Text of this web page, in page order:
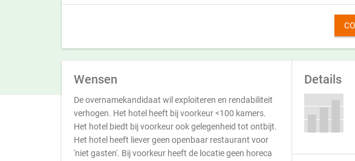
Wensen
De overnamekandidaat wil exploiteren en rendabiliteit
verhogen. Het hotel heeft bij voorkeur <100 kamers.
Het hotel biedt bij voorkeur ook gelegenheid tot ontbijt.
Het hotel heeft liever geen openbaar restaurant voor
'niet gasten'. Bij voorkeur heeft de locatie geen horeca
Details